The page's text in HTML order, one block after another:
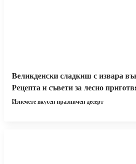
Великденски сладкиш с извара
Рецепта и съвети за лесно
Изпечете вкусен празничен десерт